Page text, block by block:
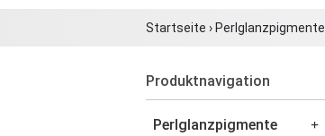
Startseite › Perlglanzpigmente
Produktnavigation
Perlglanzpigmente